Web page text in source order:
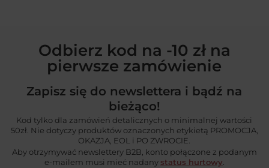
Odbierz kod na -10 zł na
pierwsze zamówienie
Zapisz się do newslettera i bądź na
bieżąco!
Kod tylko dla zamówień detalicznych o minimalnej wartości
50zł. Nie dotyczy produktów oznaczonych etykietą PROMOCJA,
OKAZJA, EOL i PO ZWROCIE.
Aby otrzymywać newslettery B2B, konto połączone z podanym
e-mailem musi mieć nadany status hurtowy